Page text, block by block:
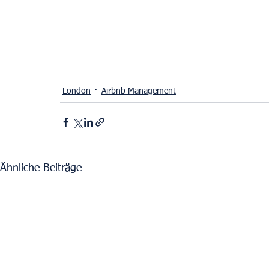
London Airbnb Management
Ähnliche Beiträge